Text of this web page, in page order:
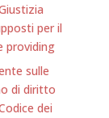
per il
providing
sulle
di diritto
dei